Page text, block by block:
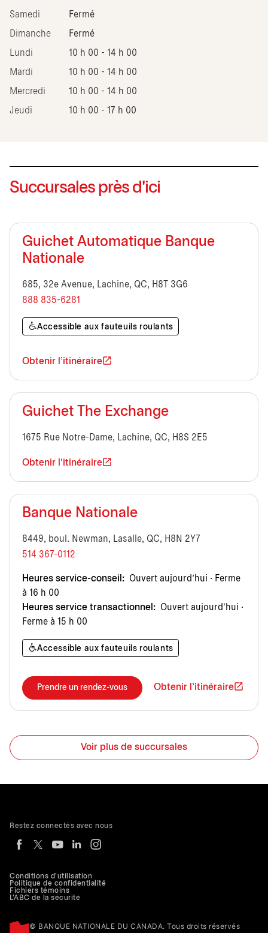
Samedi Fermé
Dimanche Fermé
Lundi 10 h 00 - 14 h 00
Mardi 10 h 00 - 14 h 00
Mercredi 10 h 00 - 14 h 00
Jeudi 10 h 00 - 17 h 00
Succursales près d'ici
Guichet Automatique Banque
Nationale
685, 32e Avenue, Lachine, QC, H8T 3G6
888 835-6281
Accessible aux fauteuils roulants
Obtenir l'itinéraire
Guichet The Exchange
1675 Rue Notre-Dame, Lachine, QC, H8S 2E5
Obtenir l'itinéraire
Banque Nationale
8449, boul. Newman, Lasalle, QC, H8N 2Y7
514 367-0112
Heures service-conseil: Ouvert aujourd’hui · Ferme
à 16 h 00
Heures service transactionnel: Ouvert aujourd’hui ·
Ferme à 15 h 00
Accessible aux fauteuils roulants
Prendre un rendez-vous Obtenir l'itinéraire
Voir plus de succursales
Conditions d'utilisation
Politique de confidentialité
Fichiers témoins
L'ABC de la sécurité
© BANQUE NATIONALE DU CANADA. Tous droits réservés
Restez connectés avec nous